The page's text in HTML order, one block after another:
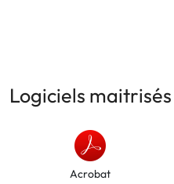
Logiciels
Acrobat